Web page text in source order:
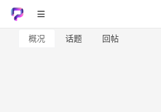
概况 话题 回帖